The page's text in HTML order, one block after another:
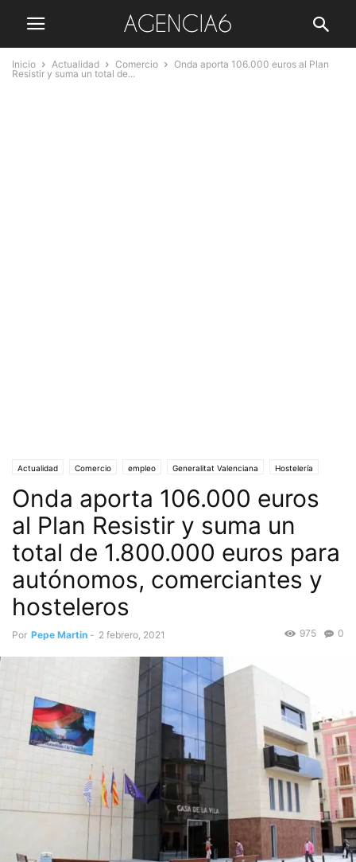
Inicio Actualidad Comercio
Onda aporta 106.000 euros al Plan
Resistir y suma un total de...
Actualidad Comercio empleo Generalitat Valenciana Hostelería
Onda (Castellón) Pandemia Portada Pymes y Autónomos
Onda aporta 106.000 euros
al Plan Resistir y suma un
total de 1.800.000 euros para
autónomos, comerciantes y
hosteleros
Por Pepe Martin - 2 febrero, 2021 0
975